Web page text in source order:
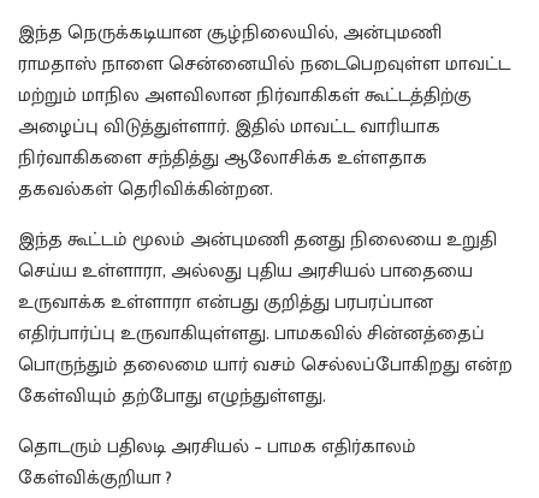
இந்த நெருக்கடியான சூழ்நிலையில், அன்புமணி
ராமதாஸ் நாளை சென்னையில் நடைபெறவுள்ள மாவட்ட
மற்றும் மாநில அளவிலான நிர்வாகிகள் கூட்டத்திற்கு
அழைப்பு விடுத்துள்ளார். இதில் மாவட்ட வாரியாக
நிர்வாகிகளை சந்தித்து ஆலோசிக்க உள்ளதாக
தகவல்கள் தெரிவிக்கின்றன.
இந்த கூட்டம் மூலம் அன்புமணி தனது நிலையை உறுதி
செய்ய உள்ளாரா, அல்லது புதிய அரசியல் பாதையை
உருவாக்க உள்ளாரா என்பது குறித்து பரபரப்பான
எதிர்பார்ப்பு உருவாகியுள்ளது. பாமகவில் சின்னத்தைப்
பொருந்தும் தலைமை யார் வசம் செல்லப்போகிறது என்ற
கேள்வியும் தற்போது எழுந்துள்ளது.
தொடரும் பதிலடி அரசியல் – பாமக எதிர்காலம்
கேள்விக்குறியா ?